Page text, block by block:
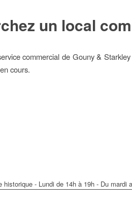
un local
commercial de Gouny &
cours.
- Lundi de 14h à 19h - Du mardi